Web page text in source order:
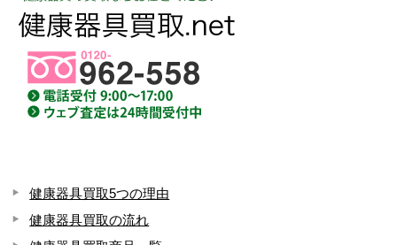
健康器具買取5つの理由
健康器具買取の流れ